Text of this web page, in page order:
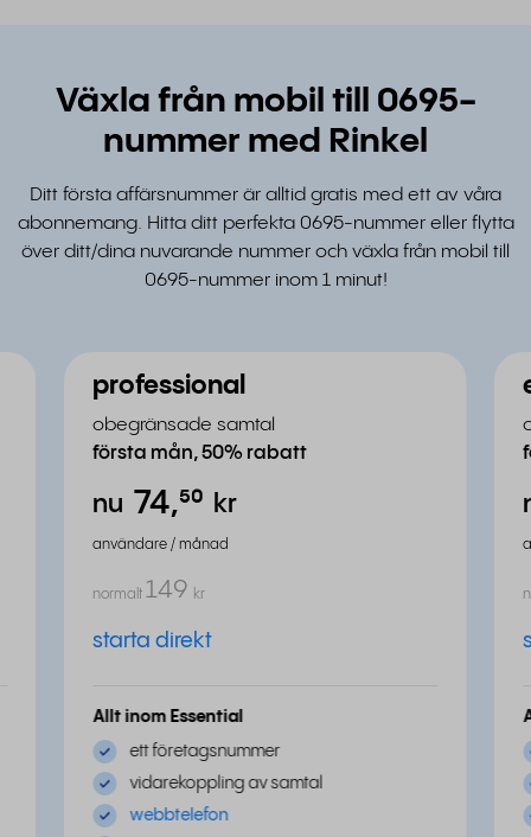
Växla från mobil till 0695-
nummer med Rinkel
Ditt första affärsnummer är alltid gratis med ett av våra
abonnemang. Hitta ditt perfekta 0695-nummer eller flytta
över ditt/dina nuvarande nummer och växla från mobil till
0695-nummer inom 1 minut!
professional
obegränsade samtal
första mån, 50% rabatt
nu kr
74,⁵⁰
användare / månad
normalt kr
149
starta direkt
Allt inom Essential
ett företagsnummer
vidarekoppling av samtal
webbtelefon